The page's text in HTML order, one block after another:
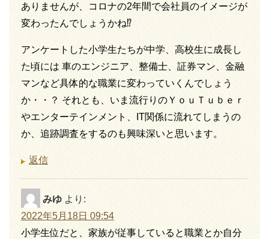
ありませんが、コロナの2年間で会社員のイメージが
変わったんでしょうかね⁉
アンケートした小学生たちが中学、高校生に成長し
た頃には 車のエンジニア、整備士、証券マン、金融
マンなど具体的な職業に変わっていくんでしょう
か・・？ それとも、いま流行りのＹｏｕＴｕｂｅｒ
やエンターテインメント、IT関係に流れてしまうの
か、追跡調査をするのも興味深いと思います。
返信
みゆ より:
2022年5月18日 09:54
小学生位だと、家族が従事していると職業とか自分